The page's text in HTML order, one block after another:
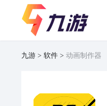
九游 软件 动画制作器